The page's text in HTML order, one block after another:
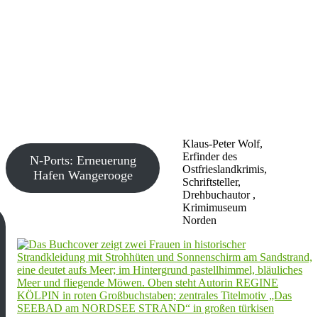
Klaus-Peter Wolf,
Erfinder des
Ostfrieslandkrimis,
Schriftsteller,
Drehbuchautor ,
Krimimuseum
Norden
N-Ports: Erneuerung
Hafen Wangerooge